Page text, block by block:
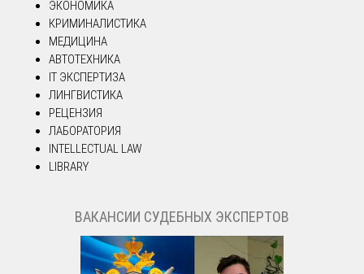
ЭКОНОМИКА
КРИМИНАЛИСТИКА
МЕДИЦИНА
АВТОТЕХНИКА
IT ЭКСПЕРТИЗА
ЛИНГВИСТИКА
РЕЦЕНЗИЯ
ЛАБОРАТОРИЯ
INTELLECTUAL LAW
LIBRARY
ВАКАНСИИ СУДЕБНЫХ ЭКСПЕРТОВ